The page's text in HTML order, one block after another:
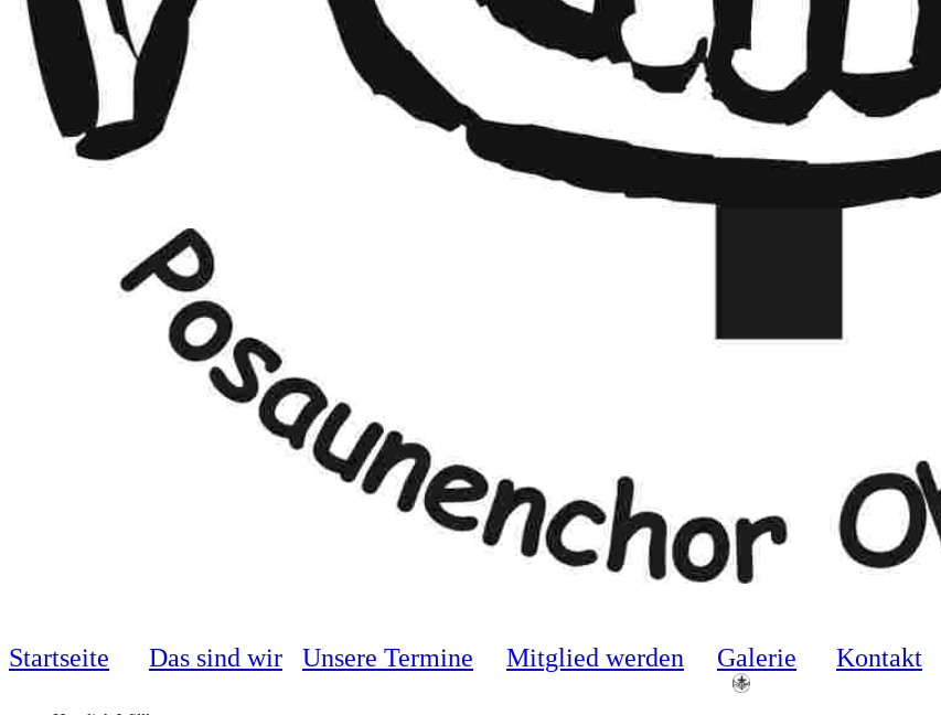
Startseite Das sind wir Unsere Termine Mitglied werden Galerie Kontakt